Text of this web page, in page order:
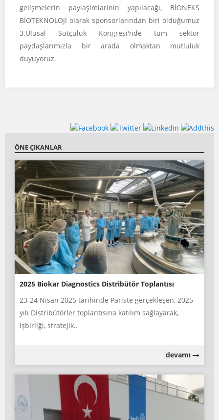
gelişmelerin paylaşimlarinin yapılacağı, BİONEKS
BİOTEKNOLOJİ olarak sponsorlarından biri olduğumuz
3.Ulusal Sütçülük Kongresi'nde tüm sektör
paydaşlarımızla bir arada olmaktan mutluluk
duyuyoruz.
ÖNE ÇIKANLAR
2025 Biokar Diagnostics Distribütör Toplantısı
23-24 Nisan 2025 tarihinde Pariste gerçekleşen, 2025
yılı Distribütörler toplantısına katılım sağlayarak,
işbirliği, stratejik..
devamı